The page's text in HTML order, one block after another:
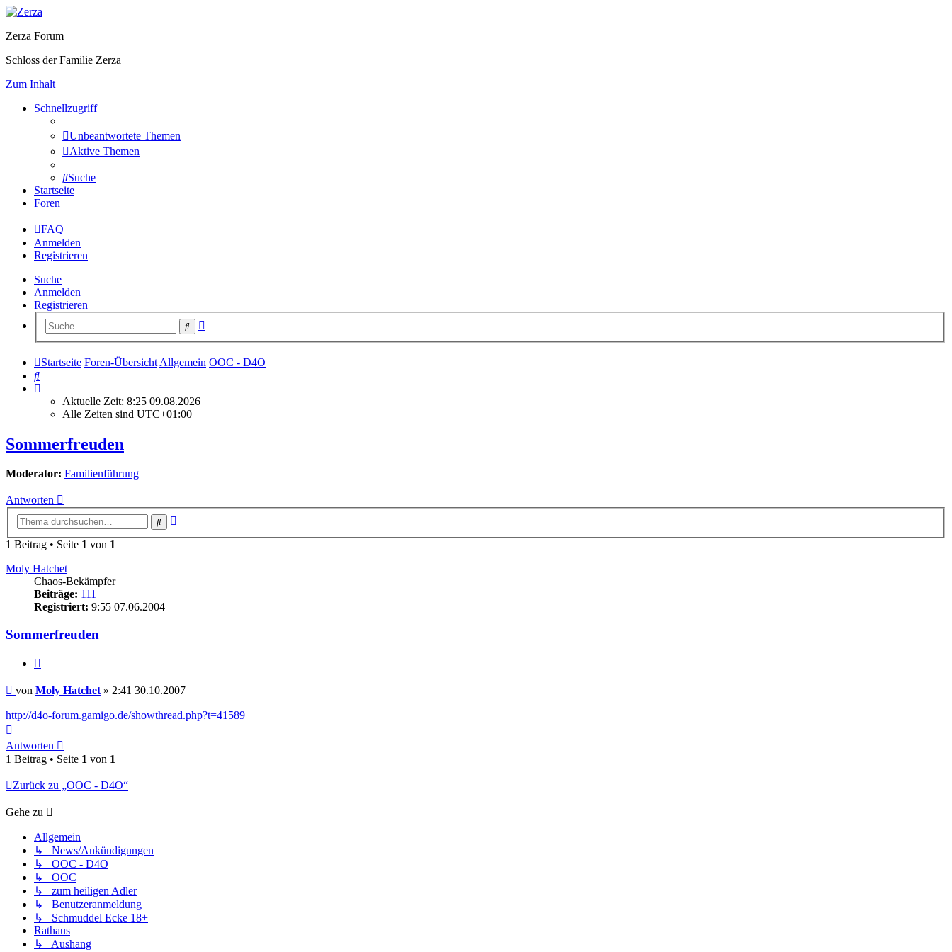
Zerza Forum
Schloss der Familie Zerza
Zum Inhalt
Schnellzugriff
Unbeantwortete Themen
Aktive Themen
Suche
Startseite
Foren
FAQ
Anmelden
Registrieren
Suche
Anmelden
Registrieren
Suche
Startseite Foren-Übersicht Allgemein OOC - D4O
Suche
Aktuelle Zeit: 8:25 09.08.2026
Alle Zeiten sind UTC+01:00
Sommerfreuden
Moderator: Familienführung
Antworten
Suche
1 Beitrag • Seite 1 von 1
Moly Hatchet
Chaos-Bekämpfer
Beiträge: 111
Registriert: 9:55 07.06.2004
Sommerfreuden
Beitrag
von Moly Hatchet» 2:41 30.10.2007
http://d4o-forum.gamigo.de/showthread.php?t=41589
oben
Antworten
1 Beitrag • Seite 1 von 1
Zurück zu „OOC - D4O“
Gehe zu
Allgemein
↳ News/Ankündigungen
↳ OOC - D4O
↳ OOC
↳ zum heiligen Adler
↳ Benutzeranmeldung
↳ Schmuddel Ecke 18+
Rathaus
↳ Aushang